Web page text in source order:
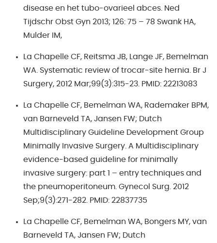
disease en het tubo-ovarieel abces. Ned
Tijdschr Obst Gyn 2013; 126: 75 – 78 Swank HA,
Mulder IM,
La Chapelle CF, Reitsma JB, Lange JF, Bemelman
WA. Systematic review of trocar-site hernia. Br J
Surgery, 2012 Mar;99(3):315-23. PMID: 22213083
La Chapelle CF, Bemelman WA, Rademaker BPM,
van Barneveld TA, Jansen FW; Dutch
Multidisciplinary Guideline Development Group
Minimally Invasive Surgery. A Multidisciplinary
evidence-based guideline for minimally
invasive surgery: part 1 – entry techniques and
the pneumoperitoneum. Gynecol Surg. 2012
Sep;9(3):271-282. PMID: 22837735
La Chapelle CF, Bemelman WA, Bongers MY, van
Barneveld TA, Jansen FW; Dutch